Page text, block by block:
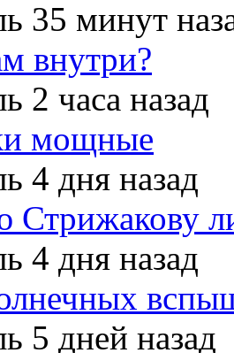
35 минут
внутри?
2 часа назад
мощные
4 дня назад
Стрижакову
4 дня назад
5 дней назад